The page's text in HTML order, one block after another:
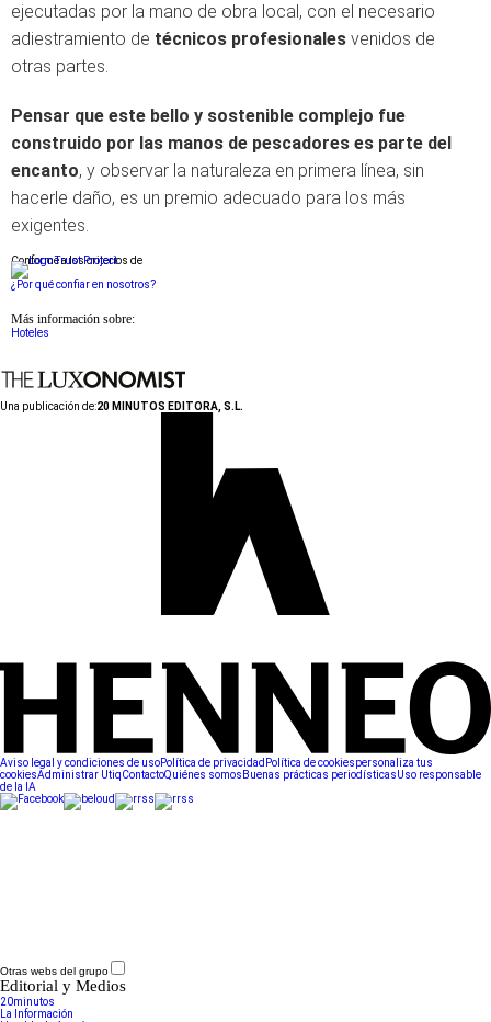
ejecutadas por la mano de obra local, con el necesario
adiestramiento de técnicos profesionales venidos de
otras partes.
Pensar que este bello y sostenible complejo fue
construido por las manos de pescadores es parte del
encanto, y observar la naturaleza en primera línea, sin
hacerle daño, es un premio adecuado para los más
exigentes.
Conforme a los criterios de
¿Por qué confiar en nosotros?
Más información sobre:
Hoteles
Una publicación de:20 MINUTOS EDITORA, S.L.
Aviso legal y condiciones de usoPolítica de privacidad Política de cookiespersonaliza tus
cookiesAdministrar UtiqContactoQuiénes somos Buenas prácticas periodísticasUso responsable
de la IA
Otras webs del grupo
Editorial y Medios
20minutos
La Información